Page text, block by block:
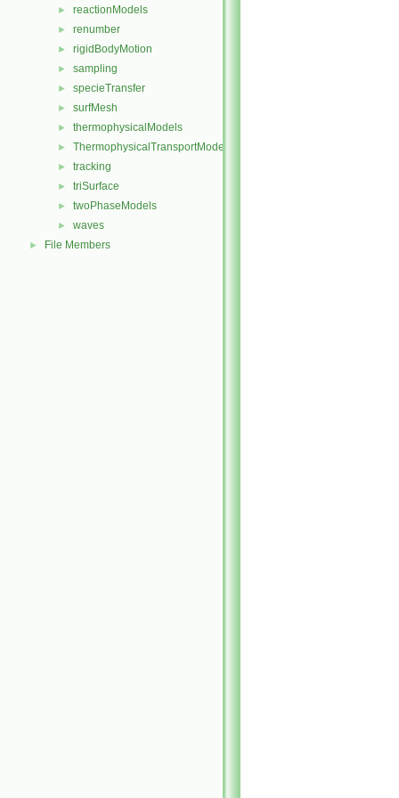
► reactionModels
► renumber
► rigidBodyMotion
► sampling
► specieTransfer
► surfMesh
► thermophysicalModels
► ThermophysicalTransportModels
► tracking
► triSurface
► twoPhaseModels
► waves
► File Members